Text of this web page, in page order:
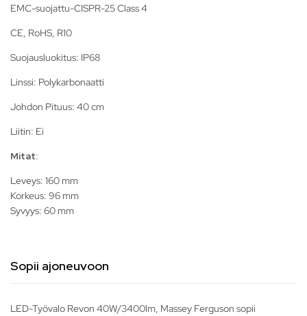
EMC-suojattu-CISPR-25 Class 4
CE, RoHS, R10
Suojausluokitus: IP68
Linssi: Polykarbonaatti
Johdon Pituus: 40 cm
Liitin: Ei
Mitat:
Leveys: 160 mm
Korkeus: 96 mm
Syvyys: 60 mm
Sopii ajoneuvoon
LED-Työvalo Revon 40W/3400lm, Massey Ferguson sopii